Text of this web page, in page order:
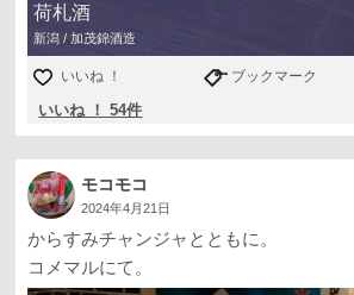
荷札酒
新潟 / 加茂錦酒造
いいね ！ ブックマーク
いいね ！ 54件
モコモコ
2024年4月21日
からすみチャンジャとともに。
コメマルにて。